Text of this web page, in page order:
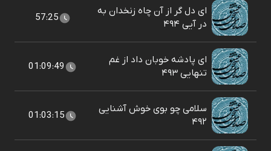
ای دل گر از آن چاه زنخدان به
در آیی ۴۹۴
57:25
ای پادشه خوبان داد از غم
تنهایی ۴۹۳
01:09:49
سلامی چو بوی خوش آشنایی
۴۹۲
01:03:15